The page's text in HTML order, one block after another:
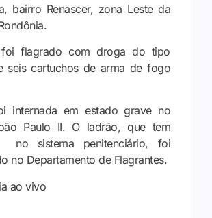
bairro Renascer, zona Leste da
foi flagrado com droga do tipo
seis cartuchos de arma de fogo
internada em estado grave no
Paulo II. O ladrão, que tem
no sistema penitenciário, foi
no Departamento de Flagrantes.
ao vivo